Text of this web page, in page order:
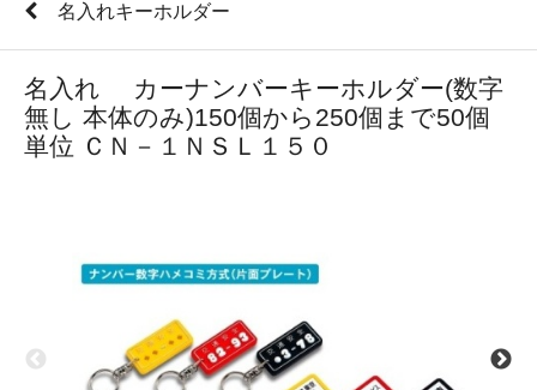
名入れキーホルダー
名入れ カーナンバーキーホルダー(数字
無し 本体のみ)150個から250個まで50個
単位 ＣＮ－１ＮＳＬ１５０